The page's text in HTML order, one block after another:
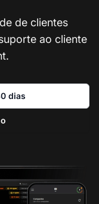
de clientes
ao cliente
dias